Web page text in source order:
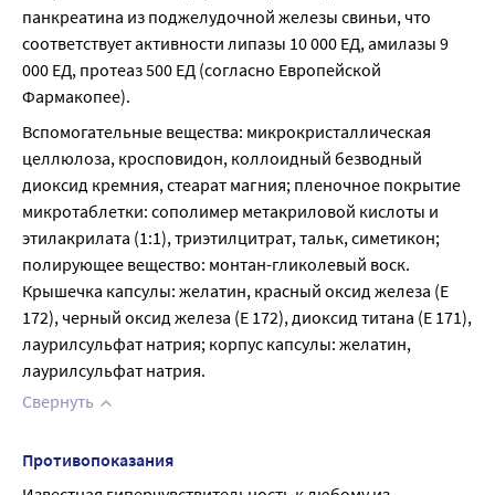
панкреатина из поджелудочной железы свиньи, что
соответствует активности липазы 10 000 ЕД, амилазы 9
000 ЕД, протеаз 500 ЕД (согласно Европейской
Фармакопее).
Вспомогательные вещества: микрокристаллическая
целлюлоза, кросповидон, коллоидный безводный
диоксид кремния, стеарат магния; пленочное покрытие
микротаблетки: сополимер метакриловой кислоты и
этилакрилата (1:1), триэтилцитрат, тальк, симетикон;
полирующее вещество: монтан-гликолевый воск.
Крышечка капсулы: желатин, красный оксид железа (Е
172), черный оксид железа (Е 172), диоксид титана (Е 171),
лаурилсульфат натрия; корпус капсулы: желатин,
лаурилсульфат натрия.
Свернуть
Противопоказания